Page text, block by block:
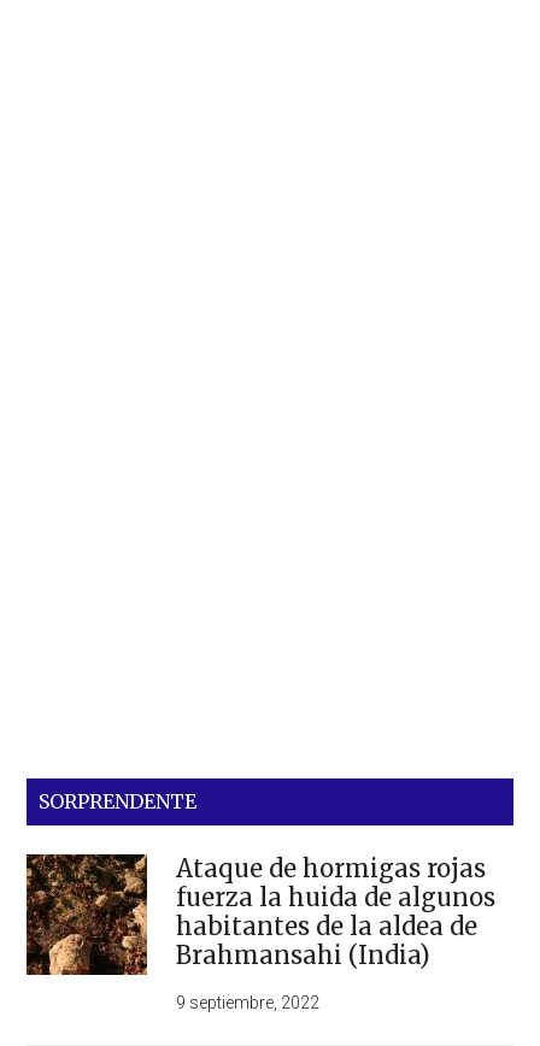
SORPRENDENTE
Ataque de hormigas rojas
fuerza la huida de algunos
habitantes de la aldea de
Brahmansahi (India)
9 septiembre, 2022